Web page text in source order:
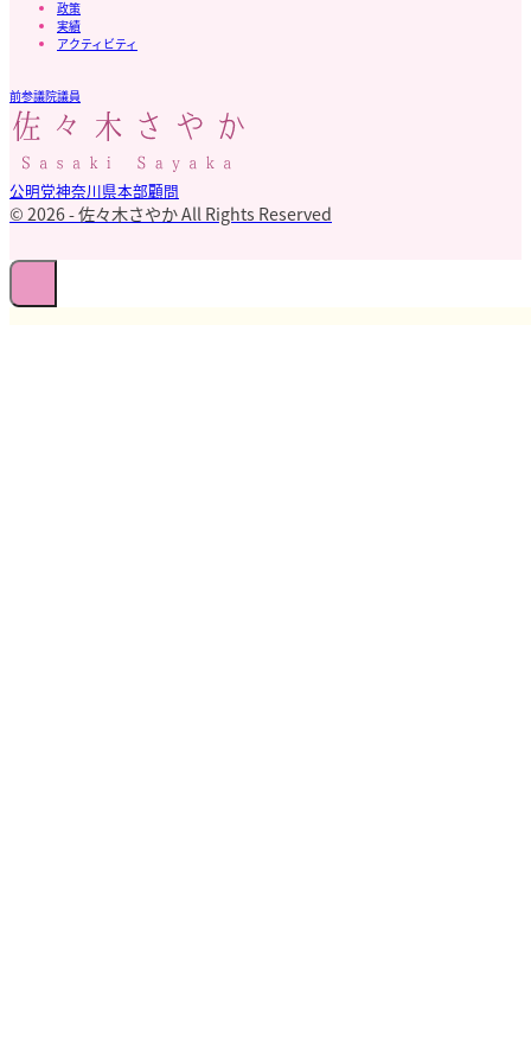
政策
実績
アクティビティ
前参議院議員
公明党神奈川県本部顧問
© 2026 - 佐々木さやか All Rights Reserved